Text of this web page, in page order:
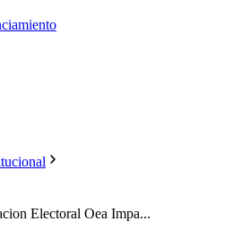
Electoral Oea Impa...